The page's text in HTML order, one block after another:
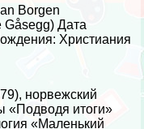
Borgen
Дата
Христиания
норвежский
«Подводя итоги»
«Маленький